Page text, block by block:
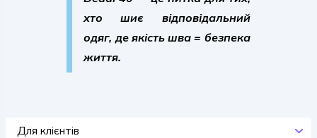
хто шиє відповідальний
одяг, де якість шва = безпека
життя.
Для клієнтів